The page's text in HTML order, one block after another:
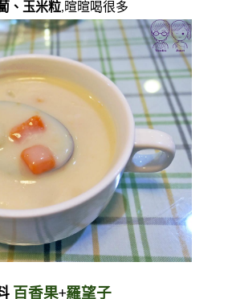
、玉米粒,暄暄喝很多
百香果+羅望子